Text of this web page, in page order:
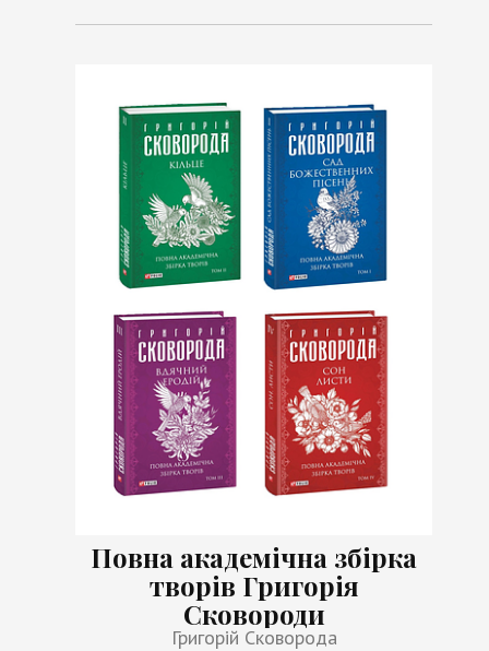
Повна академічна збірка
творів Григорія
Сковороди
Григорій Сковорода